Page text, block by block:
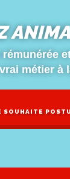
vrai métier à
SOUHAITE